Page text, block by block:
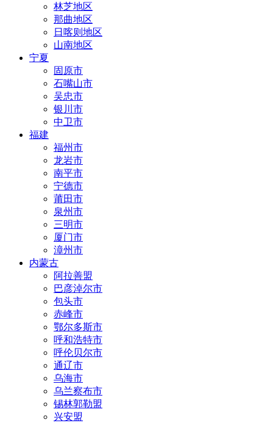
林芝地区
那曲地区
日喀则地区
山南地区
宁夏
固原市
石嘴山市
吴忠市
银川市
中卫市
福建
福州市
龙岩市
南平市
宁德市
莆田市
泉州市
三明市
厦门市
漳州市
内蒙古
阿拉善盟
巴彦淖尔市
包头市
赤峰市
鄂尔多斯市
呼和浩特市
呼伦贝尔市
通辽市
乌海市
乌兰察布市
锡林郭勒盟
兴安盟